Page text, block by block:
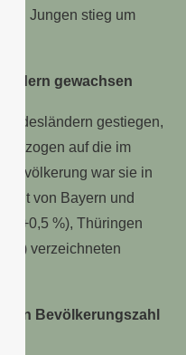
Jungen stieg um
gewachsen
gestiegen,
Bezogen auf die im
Bevölkerung war sie in
von Bayern und
(+0,5 %), Thüringen
%) verzeichneten
Bevölkerungszahl